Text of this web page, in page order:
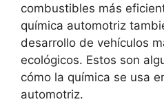
combustibles más
química automotriz
desarrollo de vehículos
ecológicos. Estos son
cómo la química se usa
automotriz.